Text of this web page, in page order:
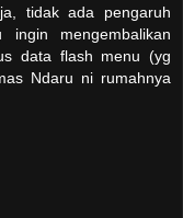
tidak ada pengaruh
mengembalikan
data flash menu (yg
Ndaru ni rumahnya